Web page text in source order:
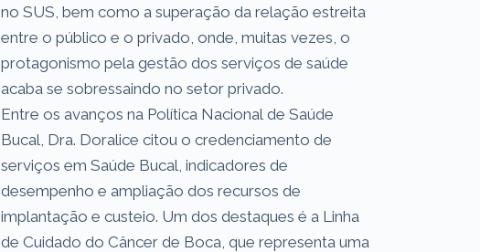
no SUS, bem como a superação da relação estreita
entre o público e o privado, onde, muitas vezes, o
protagonismo pela gestão dos serviços de saúde
acaba se sobressaindo no setor privado.
Entre os avanços na Política Nacional de Saúde
Bucal, Dra. Doralice citou o credenciamento de
serviços em Saúde Bucal, indicadores de
desempenho e ampliação dos recursos de
implantação e custeio. Um dos destaques é a Linha
de Cuidado do Câncer de Boca, que representa uma